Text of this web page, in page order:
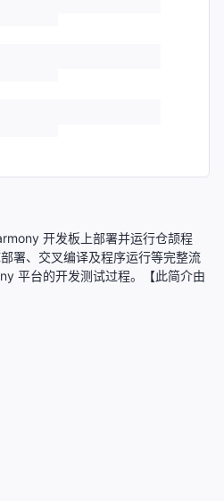
开发板上部署并运行仓颉程
署、交叉编译及程序运行等完整流
平台的开发测试过程。【此简介由